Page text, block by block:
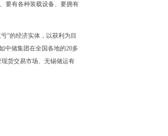
要有各种装载设备、要拥有
”的经济实体，以获利为目
中储集团在全国各地的20多
货交易市场、无锡储运有